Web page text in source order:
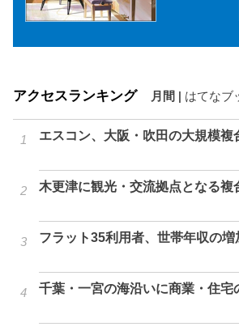
アクセスランキング 月間 はてなブ
エスコン、大阪・吹田の大規模複
木更津に観光・交流拠点となる複
フラット35利用者、世帯年収の増
千葉・一宮の海沿いに商業・住宅